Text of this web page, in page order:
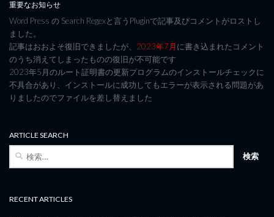
重要なお知らせ
Word Press の Search Regexと言うPluginで記事及びコメントがロストし
ました。
記事はおおよそ復旧できましたが、 2023年7月に書き込まれたコメント
のうち消えてしまったものの復旧が不可能です
2023年5月のルート証明書の更新プログラムのインストールチェックに
不具合があり、インストールに成功してもエラーが表示される問題があ
りましたのでファイルを差し替えました
ARTICLE SEARCH
RECENT ARTICLES